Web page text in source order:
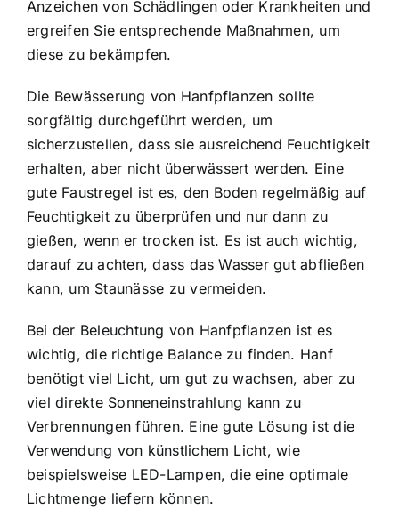
Anzeichen von Schädlingen oder Krankheiten und
ergreifen Sie entsprechende Maßnahmen, um
diese zu bekämpfen.
Die Bewässerung von Hanfpflanzen sollte
sorgfältig durchgeführt werden, um
sicherzustellen, dass sie ausreichend Feuchtigkeit
erhalten, aber nicht überwässert werden. Eine
gute Faustregel ist es, den Boden regelmäßig auf
Feuchtigkeit zu überprüfen und nur dann zu
gießen, wenn er trocken ist. Es ist auch wichtig,
darauf zu achten, dass das Wasser gut abfließen
kann, um Staunässe zu vermeiden.
Bei der Beleuchtung von Hanfpflanzen ist es
wichtig, die richtige Balance zu finden. Hanf
benötigt viel Licht, um gut zu wachsen, aber zu
viel direkte Sonneneinstrahlung kann zu
Verbrennungen führen. Eine gute Lösung ist die
Verwendung von künstlichem Licht, wie
beispielsweise LED-Lampen, die eine optimale
Lichtmenge liefern können.